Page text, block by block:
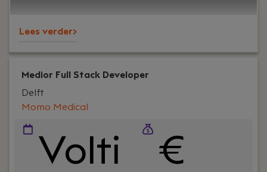
Lees verder>
Medior Full Stack Developer
Momo Medical
Delft
Volti
€